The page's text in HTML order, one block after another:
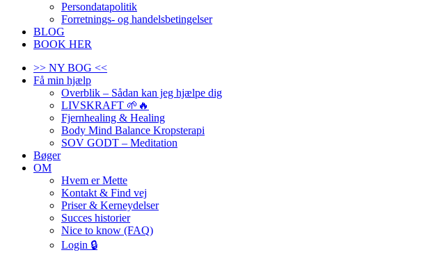
Persondatapolitik
Forretnings- og handelsbetingelser
BLOG
BOOK HER
>> NY BOG <<
Få min hjælp
Overblik – Sådan kan jeg hjælpe dig
LIVSKRAFT 🌱🔥
Fjernhealing & Healing
Body Mind Balance Kropsterapi
SOV GODT – Meditation
Bøger
OM
Hvem er Mette
Kontakt & Find vej
Priser & Kerneydelser
Succes historier
Nice to know (FAQ)
Login 🔒